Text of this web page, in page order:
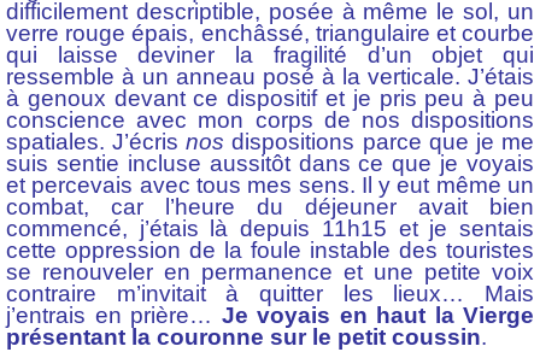
difficilement descriptible, posée à même le sol, un
verre rouge épais, enchâssé, triangulaire et courbe
qui laisse deviner la fragilité d’un objet qui
ressemble à un anneau posé à la verticale. J’étais
à genoux devant ce dispositif et je pris peu à peu
conscience avec mon corps de nos dispositions
spatiales. J’écrisnos dispositions parce que je me
suis sentie incluse aussitôt dans ce que je voyais
et percevais avec tous mes sens. Il y eut même un
combat, car l’heure du déjeuner avait bien
commencé, j’étais là depuis 11h15 et je sentais
cette oppression de la foule instable des touristes
se renouveler en permanence et une petite voix
contraire m’invitait à quitter les lieux… Mais
j’entrais en prière… Je voyais en haut la Vierge
présentant la couronne sur le petit coussin.